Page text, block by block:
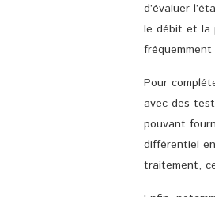
d’évaluer
le débit et la
fréquemment
Pour
avec des
pouvant
différentiel
traitement,